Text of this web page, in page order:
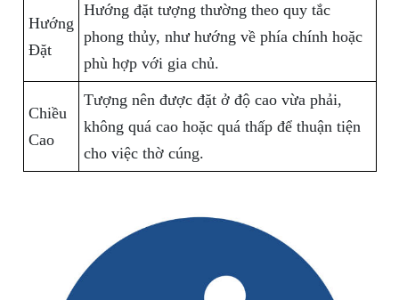
Hướng
Đặt
Hướng đặt tượng thường theo quy tắc
phong thủy, như hướng về phía chính hoặc
phù hợp với gia chủ.
Chiều
Cao
Tượng nên được đặt ở độ cao vừa phải,
không quá cao hoặc quá thấp để thuận tiện
cho việc thờ cúng.